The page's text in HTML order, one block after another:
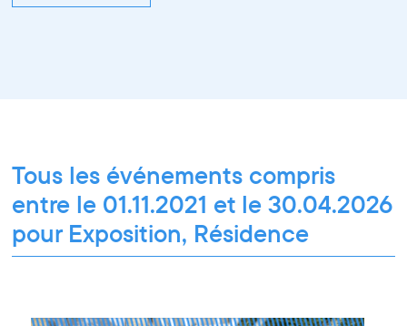
Tous les événements compris
entre le 01.11.2021 et le 30.04.2026
pour Exposition, Résidence